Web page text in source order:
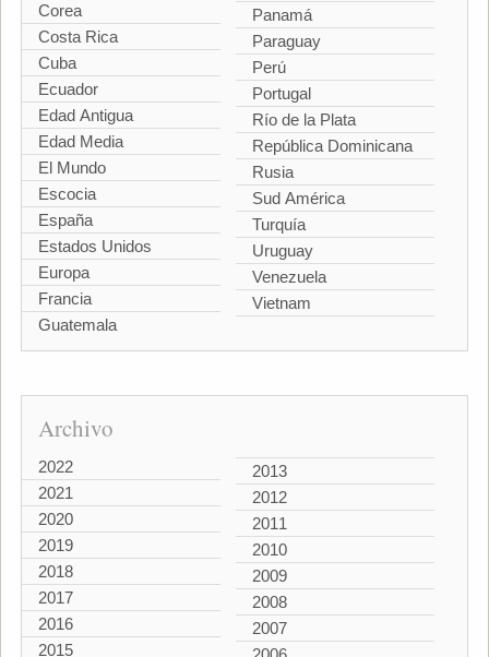
Corea
Costa Rica
Cuba
Ecuador
Edad Antigua
Edad Media
El Mundo
Escocia
España
Estados Unidos
Europa
Francia
Guatemala
Panamá
Paraguay
Perú
Portugal
Río de la Plata
República Dominicana
Rusia
Sud América
Turquía
Uruguay
Venezuela
Vietnam
Archivo
2022
2021
2020
2019
2018
2017
2016
2015
2013
2012
2011
2010
2009
2008
2007